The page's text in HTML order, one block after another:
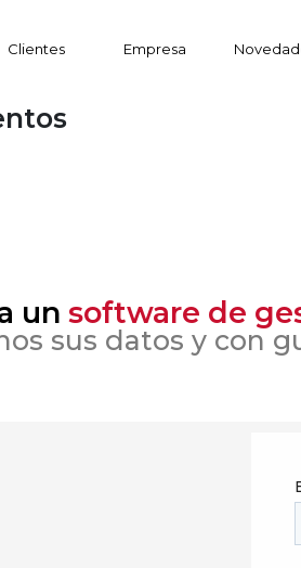
Clientes Empresa
un software de
sus datos y con